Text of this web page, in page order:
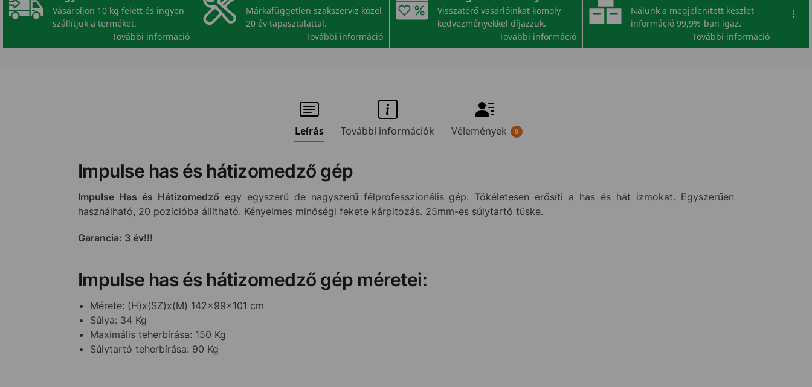
Vásároljon 10 kg felett és ingyen
szállítjuk a terméket.
További információ
Márkafüggetlen szakszerviz közel
20 év tapasztalattal.
További információ
Visszatérő vásárlóinkat komoly
kedvezményekkel díjazzuk.
További információ
Nálunk a megjelenített készlet
információ 99,9%-ban igaz.
További információ
...
Leírás További információk Vélemények 0
Impulse has és hátizomedző gép
Impulse Has és Hátizomedző egy egyszerű de nagyszerű félprofesszionális gép. Tökéletesen erősíti a has és hát izmokat. Egyszerűen
használható, 20 pozícióba állítható. Kényelmes minőségi fekete kárpitozás. 25mm-es súlytartó tüske.
Garancia: 3 év!!!
Impulse has és hátizomedző gép méretei:
Mérete: (H)x(SZ)x(M) 142x99x101 cm
Súlya: 34 Kg
Maximális teherbírása: 150 Kg
Súlytartó teherbírása: 90 Kg